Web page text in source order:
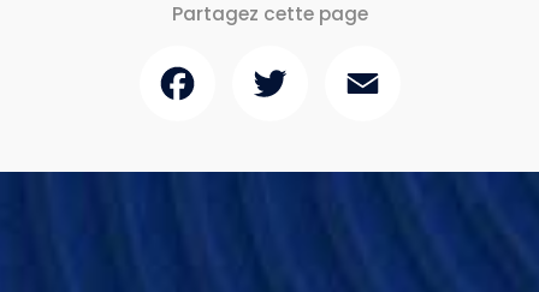
Partagez cette page